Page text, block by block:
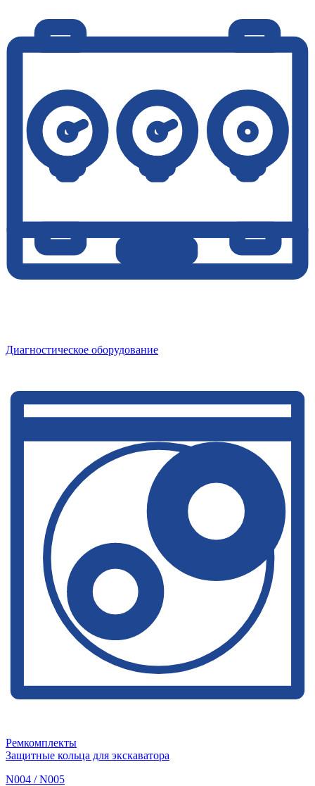
Диагностическое оборудование
Ремкомплекты
Защитные кольца для экскаватора
N004 / N005